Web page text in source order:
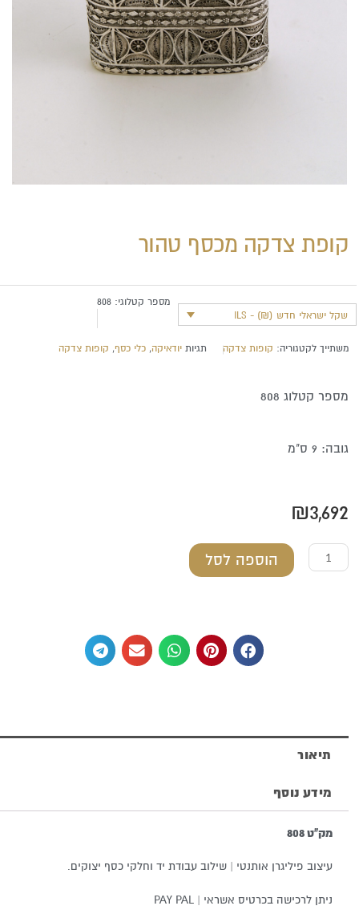
קופת צדקה מכסף טהור
שקל ישראלי חדש (₪) - ILS
מספר קטלוגי:808
משתייך לקטגוריה: קופות צדקה תגיות יודאיקה,כלי כסף,קופות צדקה
מספר קטלוג 808
גובה: 9 ס"מ
₪3,692
הוספה לסל
תיאור
מידע נוסף
מק"ט 808
עיצוב פיליגרן אותנטי | שילוב עבודת יד וחלקי כסף יצוקים.
ניתן לרכישה בכרטיס אשראי | PAY PAL